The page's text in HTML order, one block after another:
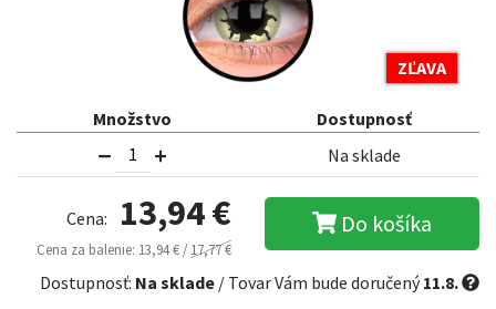
ZĽAVA
Množstvo
Dostupnosť
Na sklade
Cena: 13,94 €
Cena za balenie: 13,94 € /17,77 €
Do košíka
Dostupnosť: Na sklade / Tovar Vám bude doručený11.8.